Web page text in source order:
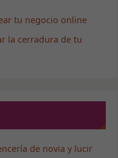
tu negocio online
la cerradura de tu
de novia y lucir
Estadísticas
se usa la web.